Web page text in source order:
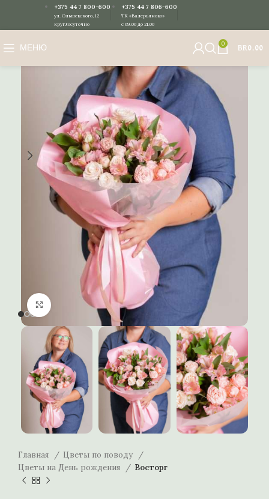
+375 44 7 800-600
ул. Ольшевского, 12
круглосуточно
+375 44 7 806-600
ТК «Валерьяново»
с 09.00 до 21.00
МЕНЮ
0
BR0.00
Нажмите, чтобы увеличить
Главная
Цветы по поводу
Цветы на День рождения
Восторг